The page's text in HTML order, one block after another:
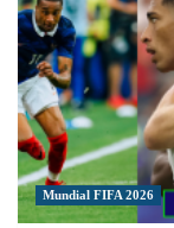
árbitros
nos
estén
Mundial FIFA 2026